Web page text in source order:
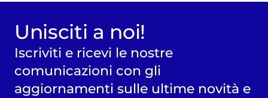
Unisciti a noi!
Iscriviti e ricevi le nostre
comunicazioni con gli
aggiornamenti sulle ultime novità e